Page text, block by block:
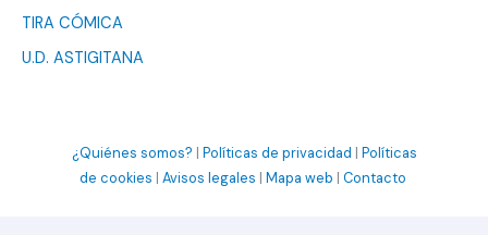
TIRA CÓMICA
U.D. ASTIGITANA
¿Quiénes somos? | Políticas de privacidad | Políticas
de cookies | Avisos legales | Mapa web | Contacto